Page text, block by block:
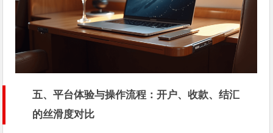
五、平台体验与操作流程：开户、收款、结汇
的丝滑度对比